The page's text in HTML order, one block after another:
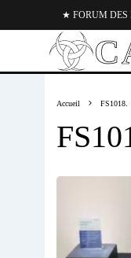
★ FORUM
Accueil FS1018.